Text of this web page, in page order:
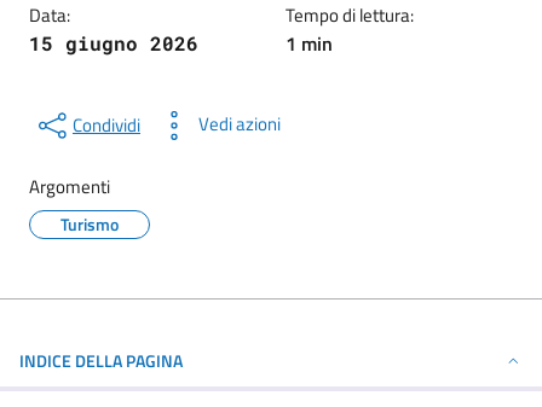
Data:
15 giugno 2026
Tempo di lettura:
1 min
Condividi Vedi azioni
Argomenti
Turismo
INDICE DELLA PAGINA